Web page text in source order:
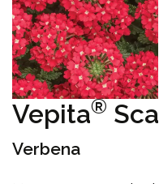
Vepita®
Verbena